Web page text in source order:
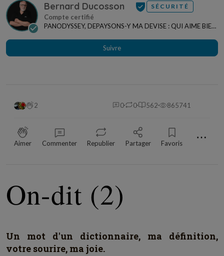
Bernard Ducosson SÉCURITÉ
PANODYSSEY, DEPAYSONS-Y MA DEVISE : QUI AIME BIEN,
Suivre
2 0 0 562 865741
Aimer Commenter Republier Partager Favoris ⋯
On-dit (2)
Un mot d'un dictionnaire, ma définition,
votre sourire, ma joie.